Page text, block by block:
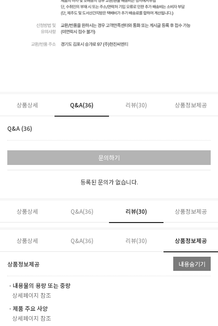
상품상세 Q&A(36) 리뷰(30) 상품정보제공
Q&A (36)
문의하기
등록된 문의가 없습니다.
상품상세 Q&A(36) 리뷰(30) 상품정보제공
상품상세 Q&A(36) 리뷰(30) 상품정보제공
상품정보제공 내용숨기기
ㆍ내용물의 용량 또는 중량
상세페이지 참조
ㆍ제품 주요 사양
상세페이지 참조